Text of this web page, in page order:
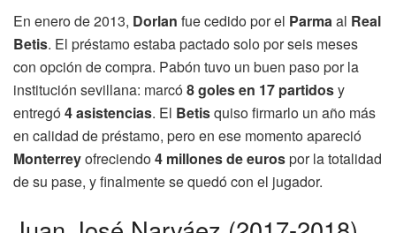
En enero de 2013, Dorlan fue cedido por el Parmaal Real
Betis. El préstamo estaba pactado solo por seis meses
con opción de compra. Pabón tuvo un buen paso por la
institución sevillana: marcó8 goles en 17 partidosy
entregó4 asistencias. El Betisquiso firmarlo un año más
en calidad de préstamo, pero en ese momento apareció
Monterreyofreciendo4 millones de eurospor la totalidad
de su pase, y finalmente se quedó con el jugador.